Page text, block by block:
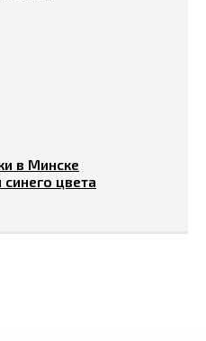
в Минске
цвета